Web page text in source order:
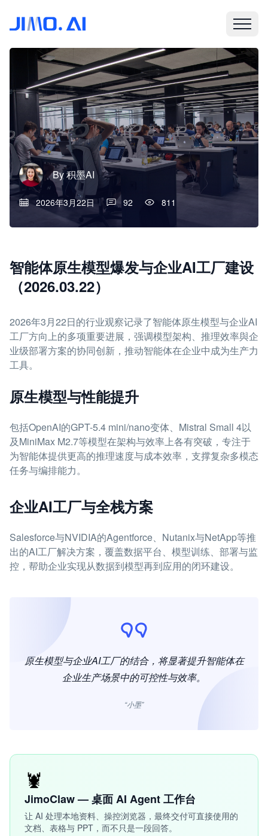
By积墨AI
2026年3月22日 92 811
智能体原生模型爆发与企业AI工厂建设
（2026.03.22）
2026年3月22日的行业观察记录了智能体原生模型与企业AI
工厂方向上的多项重要进展，强调模型架构、推理效率與企
业级部署方案的协同创新，推动智能体在企业中成为生产力
工具。
原生模型与性能提升
包括OpenAI的GPT-5.4 mini/nano变体、Mistral Small 4以
及MiniMax M2.7等模型在架构与效率上各有突破，专注于
为智能体提供更高的推理速度与成本效率，支撑复杂多模态
任务与编排能力。
企业AI工厂与全栈方案
Salesforce与NVIDIA的Agentforce、Nutanix与NetApp等推
出的AI工厂解决方案，覆盖数据平台、模型训练、部署与监
控，帮助企业实现从数据到模型再到应用的闭环建设。
原生模型与企业AI工厂的结合，将显著提升智能体在
企业生产场景中的可控性与效率。
“小墨”
🦞
JimoClaw — 桌面 AI Agent 工作台
让 AI 处理本地资料、操控浏览器，最终交付可直接使用的
文档、表格与 PPT，而不只是一段回答。